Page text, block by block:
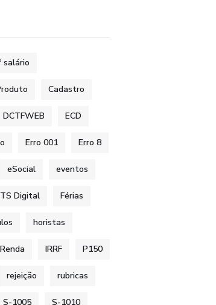
salário
Cadastro
DCTFWEB ECD
Erro 001 Erro 8
eSocial eventos
Digital Férias
horistas
IRRF P150
rejeição rubricas
S-1005 S-1010